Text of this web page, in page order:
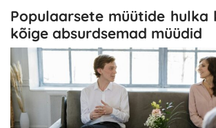
Populaarsete müütide hulka
kõige absurdsemad müüdid